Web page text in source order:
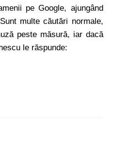
pe Google, ajungând
multe căutări normale,
peste măsură, iar dacă
le răspunde: